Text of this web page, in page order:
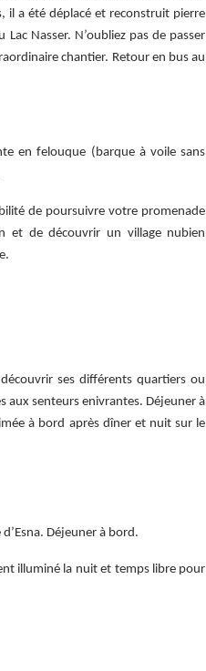
il a été déplacé et reconstruit pierre
Nasser. N’oubliez pas de passer
chantier. Retour en bus au
en felouque (barque à voile sans
de poursuivre votre promenade
et de découvrir un village nubien
ses différents quartiers ou
aux senteurs enivrantes. Déjeuner à
à bord après dîner et nuit sur le
Déjeuner à bord.
illuminé la nuit et temps libre pour